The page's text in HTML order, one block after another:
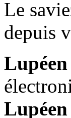
Le
depuis
Lupéen
Lupéen